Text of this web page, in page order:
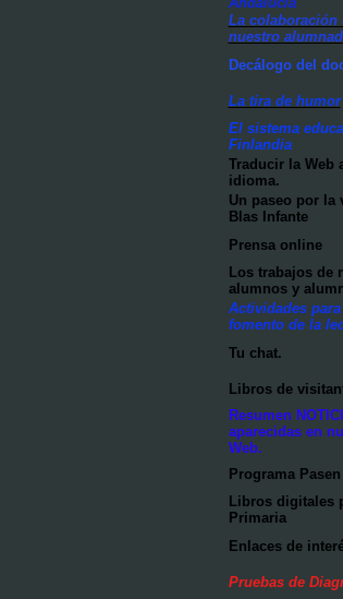
La colaboración
nuestro
Decálogo del
La tira de humor
El sistema
Finlandia
Traducir la Web
idioma.
Un paseo por la
Blas Infante
Prensa online
Los trabajos de
alumnos y
Actividades
fomento de la
Tu chat.
Libros de
Resumen
aparecidas en
Web.
Programa Pasen
Libros digitales
Primaria
Enlaces de
Pruebas de